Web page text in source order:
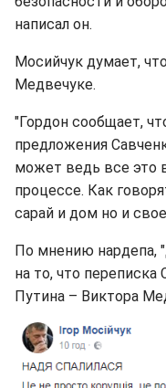
написал он.
Мосийчук думает,
Медвечуке.
"Гордон сообщает,
предложения
может ведь все это
процессе. Как
сарай и дом но и
По мнению нардепа,
на то, что переписка
Путина – Виктора